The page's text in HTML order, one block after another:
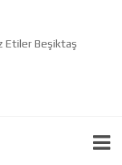
Etiler Beşiktaş